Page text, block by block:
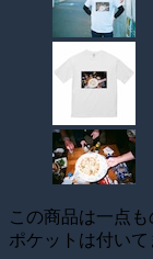
この商品は一点
ポケットは付いて